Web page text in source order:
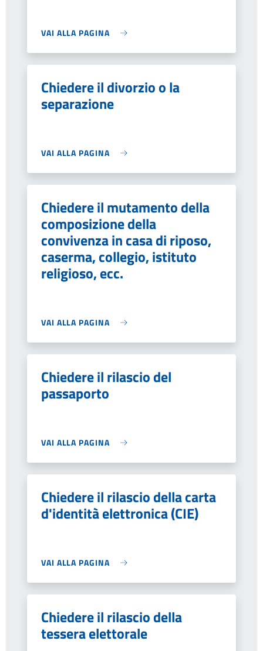
VAI ALLA PAGINA
Chiedere il divorzio o la
separazione
VAI ALLA PAGINA
Chiedere il mutamento della
composizione della
convivenza in casa di riposo,
caserma, collegio, istituto
religioso, ecc.
VAI ALLA PAGINA
Chiedere il rilascio del
passaporto
VAI ALLA PAGINA
Chiedere il rilascio della carta
d'identità elettronica (CIE)
VAI ALLA PAGINA
Chiedere il rilascio della
tessera elettorale